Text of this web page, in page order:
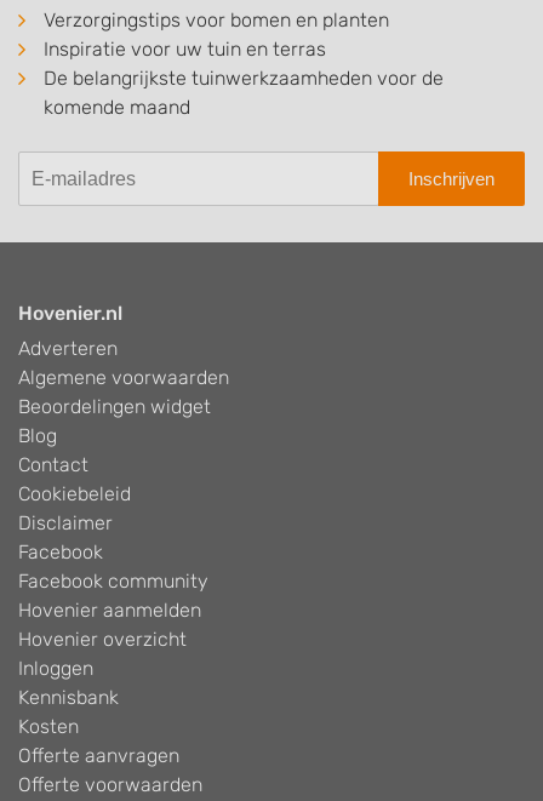
Verzorgingstips voor bomen en planten
Inspiratie voor uw tuin en terras
De belangrijkste tuinwerkzaamheden voor de
komende maand
Inschrijven
Hovenier.nl
Adverteren
Algemene voorwaarden
Beoordelingen widget
Blog
Contact
Cookiebeleid
Disclaimer
Facebook
Facebook community
Hovenier aanmelden
Hovenier overzicht
Inloggen
Kennisbank
Kosten
Offerte aanvragen
Offerte voorwaarden